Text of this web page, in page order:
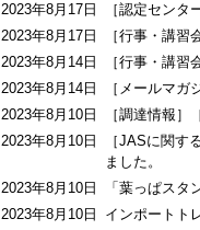
2023年8月17日 ［認定セン
2023年8月17日 ［行事・講
2023年8月14日 ［行事・講習
2023年8月14日 ［メールマ
2023年8月10日 ［調達情報］
2023年8月10日
［JASに関す
ました。
2023年8月10日 「葉っぱスタ
2023年8月10日 インポートト